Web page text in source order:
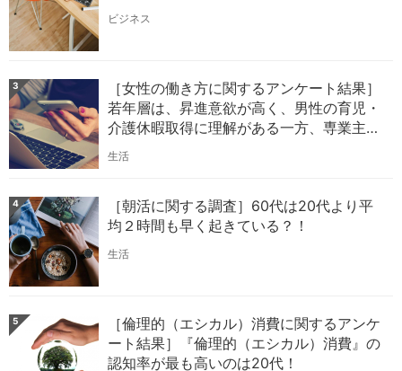
ビジネス
3
［女性の働き方に関するアンケート結果］
若年層は、昇進意欲が高く、男性の育児・
介護休暇取得に理解がある一方、専業主婦
への憧れも強い？！
生活
4
［朝活に関する調査］60代は20代より平
均２時間も早く起きている？！
生活
5
［倫理的（エシカル）消費に関するアンケ
ート結果］『倫理的（エシカル）消費』の
認知率が最も高いのは20代！